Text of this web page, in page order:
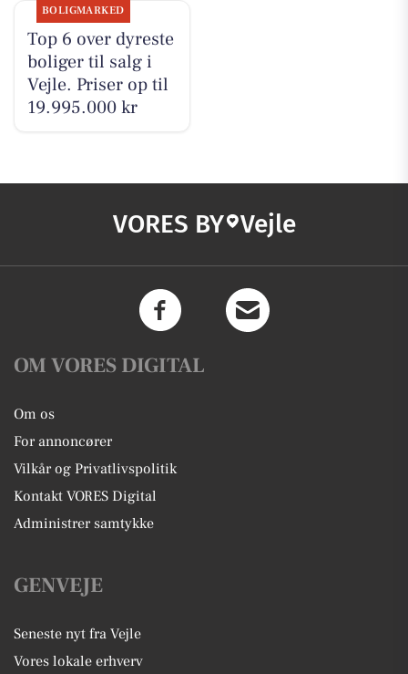
BOLIGMARKED
Top 6 over dyreste
boliger til salg i
Vejle. Priser op til
19.995.000 kr
VORES BY Vejle
OM VORES DIGITAL
Om os
For annoncører
Vilkår og Privatlivspolitik
Kontakt VORES Digital
Administrer samtykke
GENVEJE
Seneste nyt fra Vejle
Vores lokale erhverv